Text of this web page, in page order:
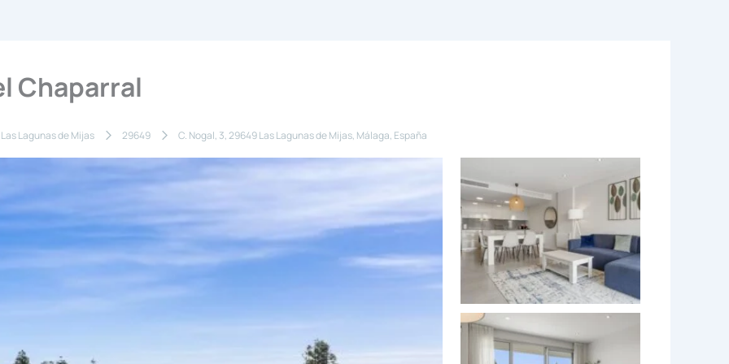
Chaparral
Las Lagunas de Mijas 29649 C. Nogal, 3, 29649 Las Lagunas de Mijas, Málaga, España